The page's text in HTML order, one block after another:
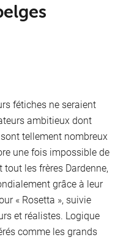
fétiches ne seraient
ambitieux dont
tellement nombreux
une fois impossible de
les frères Dardenne,
grâce à leur
« Rosetta », suivie
et réalistes. Logique
comme les grands